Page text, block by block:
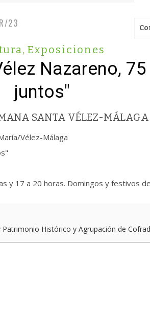
23
, Exposiciones
Nazareno,
juntos"
SANTA VÉLEZ-MÁLAGA
Vélez-Málaga
y 17 a 20 horas. Domingos y festivos
Patrimonio Histórico y Agrupación de